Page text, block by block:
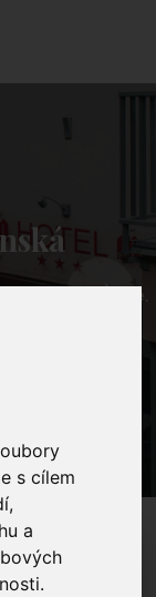
s cílem
a
Hradiště.